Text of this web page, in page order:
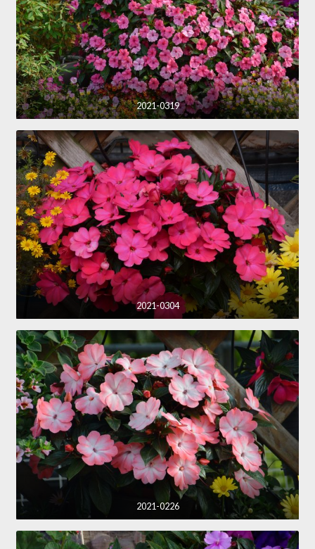
2021-0319
2021-0304
2021-0226